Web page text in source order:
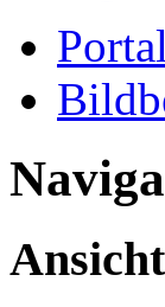
Portal